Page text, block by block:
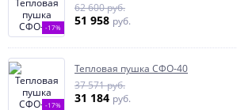
-17%
62 600 руб.
51 958 руб.
-17%
Тепловая пушка СФО-40
37 571 руб.
31 184 руб.